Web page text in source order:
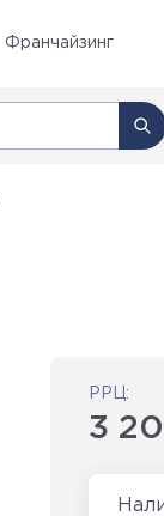
Франчайзинг
РРЦ:
3